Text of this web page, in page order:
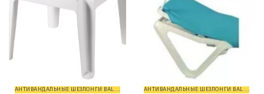
АНТИВАНДАЛЬНЫЕ ШЕЗЛОНГИ BALLIU АНТИВАНДАЛЬНЫЕ ШЕЗЛОНГИ BALLIU